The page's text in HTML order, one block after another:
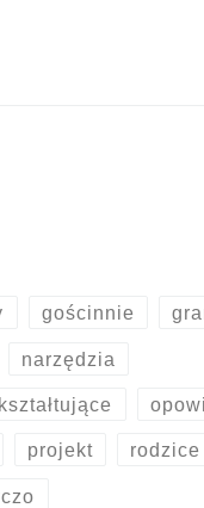
gościnnie
narzędzia
projekt rodzice